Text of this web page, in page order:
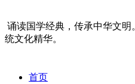
诵读国学经典，传承中华文
统文化精华。
首页